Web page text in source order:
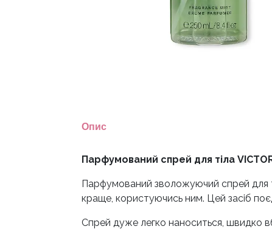
Опис
Парфумований спрей для тіла
Парфумований зволожуючий спрей для
краще, користуючись ним. Цей засіб
Спрей дуже легко наноситься, швидко